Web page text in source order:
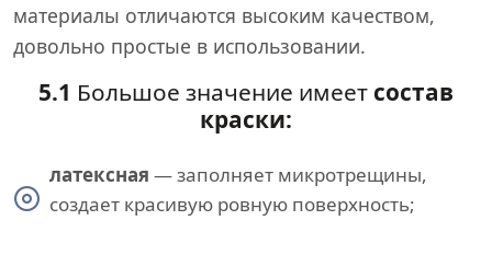
материалы отличаются высоким качеством,
довольно простые в использовании.
5.1 Большое значение имеет состав
краски:
латексная — заполняет микротрещины,
создает красивую ровную поверхность;